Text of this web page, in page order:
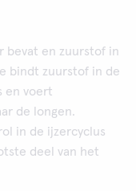
bevat en zuurstof in
bindt zuurstof in de
en voert
de longen.
in de ijzercyclus
deel van het